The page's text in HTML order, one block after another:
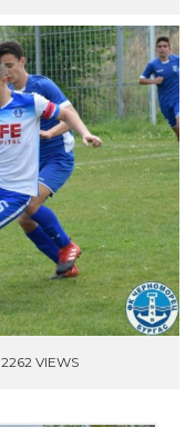
2262 VIEWS